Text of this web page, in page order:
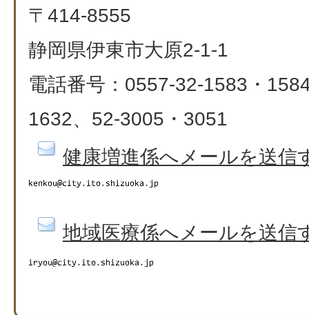
〒414-8555
静岡県伊東市大原2-1-1
電話番号：0557-32-1583・
1632、52-3005・3051
健康増進係へメールを送信
地域医療係へメールを送信